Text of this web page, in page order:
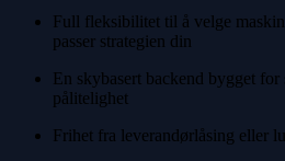
Full fleksibilitet til å velge
passer strategien din
En skybasert backend bygget for
pålitelighet
Frihet fra leverandørlåsing eller